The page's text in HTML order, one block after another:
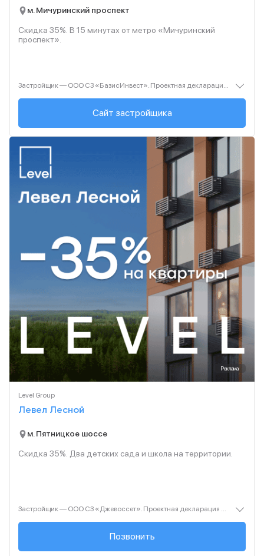
м. Мичуринский проспект
Скидка 35%. В 15 минутах от метро «Мичуринский
проспект».
Застройщик — ООО СЗ «БазисИнвест». Проектная декларация — наш.дом.рф. Акция до 31.08.2026. Не оферта. Подробности — level.ru
Сайт застройщика
Реклама
Level Group
Левел Лесной
м. Пятницкое шоссе
Скидка 35%. Два детских сада и школа на территории.
Застройщик — ООО СЗ «Джевоссет». Проектная декларация — наш.дом.рф. Акция до 28.02.2026. Не оферта. Подробности — Level.ru
+7 (495) 461-27-...
Позвонить